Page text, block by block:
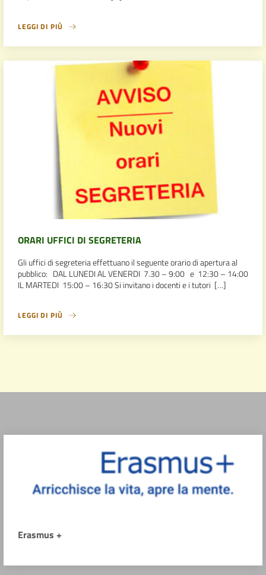
LEGGI DI PIÙ
ORARI UFFICI DI SEGRETERIA
Gli uffici di segreteria effettuano il seguente orario di apertura al
pubblico: DAL LUNEDI AL VENERDI 7.30 – 9:00 e 12:30 – 14:00
IL MARTEDI 15:00 – 16:30 Si invitano i docenti e i tutori […]
LEGGI DI PIÙ
Erasmus +